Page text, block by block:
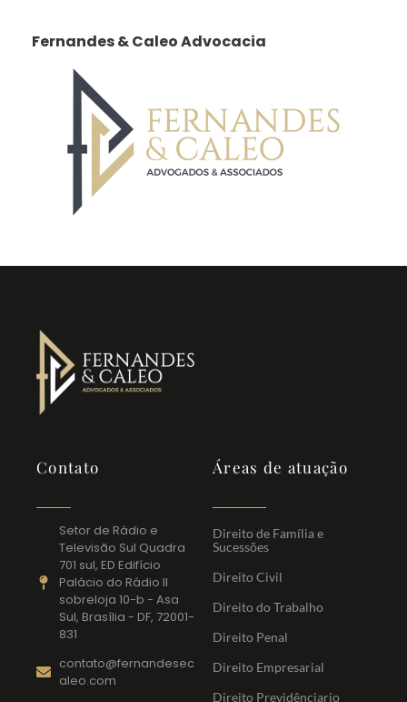
Fernandes & Caleo Advocacia
Contato
Setor de Rádio e
Televisão Sul Quadra
701 sul, ED Edifício
Palácio do Rádio II
sobreloja 10-b - Asa
Sul, Brasília - DF, 72001-
831
contato@fernandesec
aleo.com
Áreas de atuação
Direito de Família e
Sucessões
Direito Civil
Direito do Trabalho
Direito Penal
Direito Empresarial
Direito Previdênciario